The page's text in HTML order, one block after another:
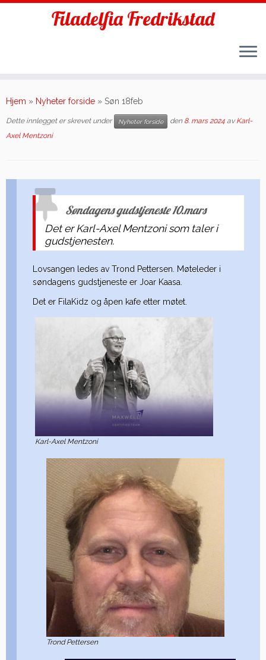
to
Filadelfia Fredrikstad
Hjem » Nyheter forside » Søn 18feb
Dette innlegget er skrevet under Nyheter forside den 8. mars 2024 avKarl-
Axel Mentzoni
Søndagens gudstjeneste 10.mars
Det er Karl-Axel Mentzoni som taler i
gudstjenesten.
Lovsangen ledes av Trond Pettersen. Møteleder i
søndagens gudstjeneste er Joar Kaasa.
Det er FilaKidz og åpen kafe etter møtet.
Karl-Axel Mentzoni
Trond Pettersen